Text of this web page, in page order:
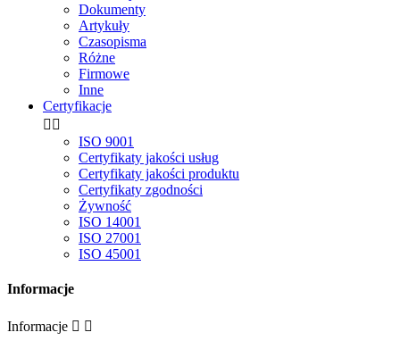
Dokumenty
Artykuły
Czasopisma
Różne
Firmowe
Inne
Certyfikacje
 
ISO 9001
Certyfikaty jakości usług
Certyfikaty jakości produktu
Certyfikaty zgodności
Żywność
ISO 14001
ISO 27001
ISO 45001
Informacje
Informacje  